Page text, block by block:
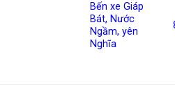
Bến xe Giáp
Bát, Nước
Ngầm, yên
Nghĩa